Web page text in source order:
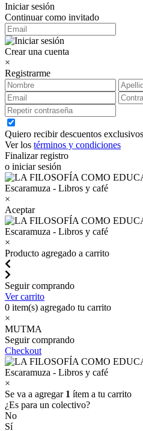
Iniciar sesión
Continuar como invitado
Crear una cuenta
×
Registrarme
Quiero recibir descuentos
Ver los términos y condiciones
Finalizar registro
o iniciar sesión
×
Aceptar
×
Producto agregado a carrito
Seguir comprando
Ver carrito
0 item(s) agregado tu carrito
×
MUTMA
Seguir comprando
Checkout
×
Se va a agregar 1 ítem a tu carrito
¿Es para un colectivo?
No
Sí